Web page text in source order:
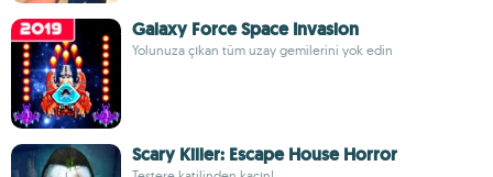
Galaxy Force Space Invasion
Yolunuza çıkan tüm uzay gemilerini yok edin
Scary Killer: Escape House Horror